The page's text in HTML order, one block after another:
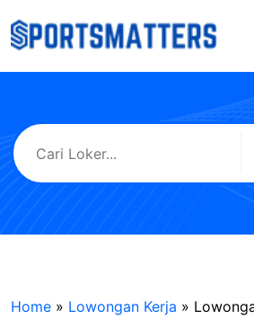
Home » Lowongan Kerja »